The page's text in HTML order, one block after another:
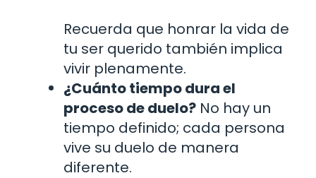
Recuerda que honrar la vida de
tu ser querido también implica
vivir plenamente.
¿Cuánto tiempo dura el
proceso de duelo? No hay un
tiempo definido; cada persona
vive su duelo de manera
diferente.